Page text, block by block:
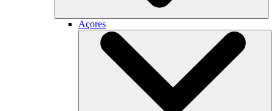
Açores